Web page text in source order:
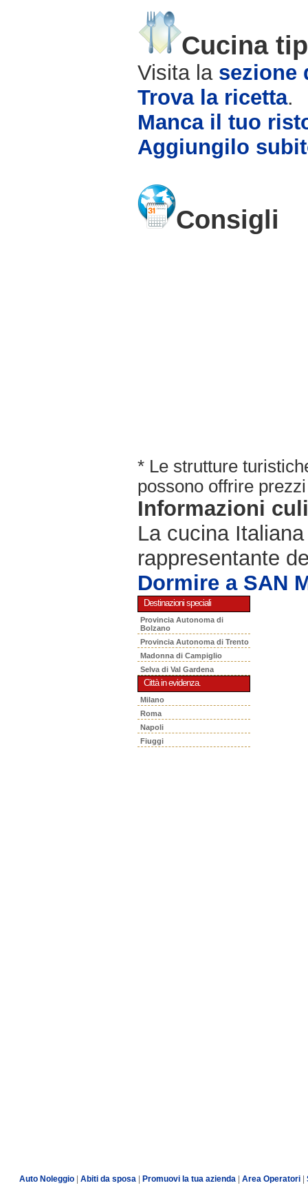
Cucina
Visita la sezione
Trova la ricetta.
Manca il tuo
Aggiungilo
Consigli
* Le strutture
possono offrire
Informazioni
La cucina
rappresentante
Dormire a SAN
Destinazioni speciali
Provincia Autonoma di
Bolzano
Provincia Autonoma di Trento
Madonna di Campiglio
Selva di Val Gardena
Città in evidenza.
Milano
Roma
Napoli
Fiuggi
Auto Noleggio Abiti da sposa Promuovi la tua azienda Area Operatori